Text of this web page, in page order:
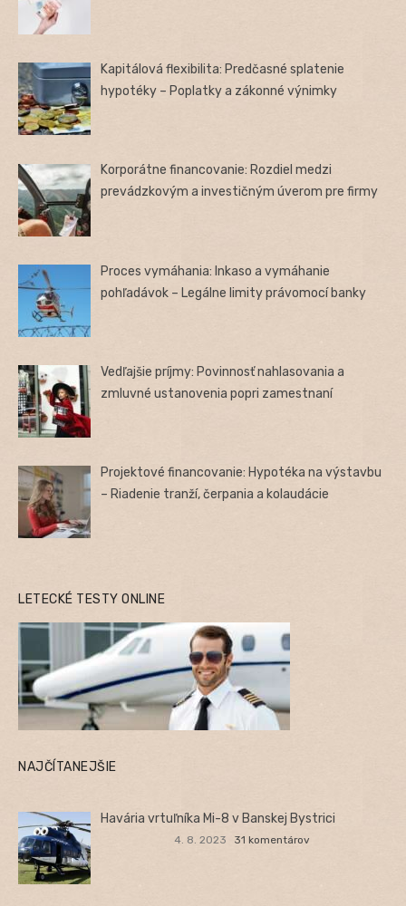
Kapitálová flexibilita: Predčasné splatenie
hypotéky – Poplatky a zákonné výnimky
Korporátne financovanie: Rozdiel medzi
prevádzkovým a investičným úverom pre firmy
Proces vymáhania: Inkaso a vymáhanie
pohľadávok – Legálne limity právomocí banky
Vedľajšie príjmy: Povinnosť nahlasovania a
zmluvné ustanovenia popri zamestnaní
Projektové financovanie: Hypotéka na výstavbu
– Riadenie tranží, čerpania a kolaudácie
LETECKÉ TESTY ONLINE
NAJČÍTANEJŠIE
Havária vrtuľníka Mi-8 v Banskej Bystrici
4. 8. 2023 31 komentárov